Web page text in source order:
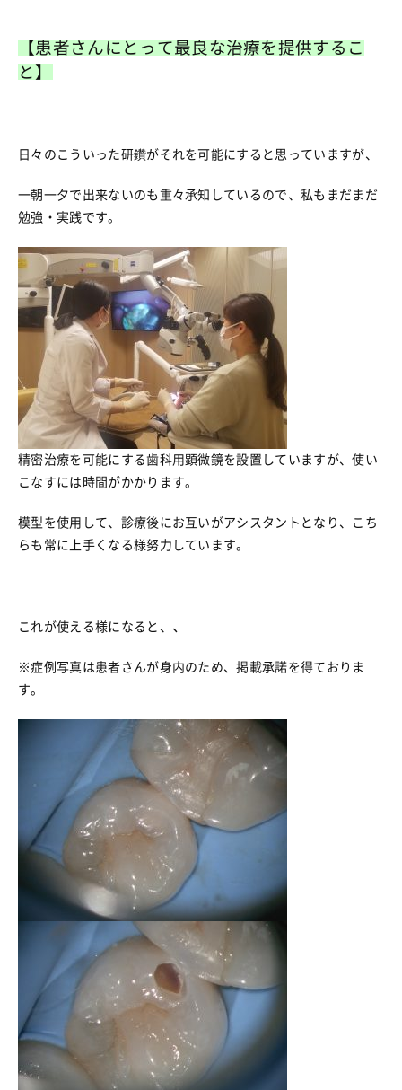
【患者さんにとって最良な治療を提供するこ
と】
日々のこういった研鑽がそれを可能にすると思っていますが、
一朝一夕で出来ないのも重々承知しているので、私もまだまだ
勉強・実践です。
精密治療を可能にする歯科用顕微鏡を設置していますが、使い
こなすには時間がかかります。
模型を使用して、診療後にお互いがアシスタントとなり、こち
らも常に上手くなる様努力しています。
これが使える様になると、 、
※症例写真は患者さんが身内のため、掲載承諾を得ておりま
す。